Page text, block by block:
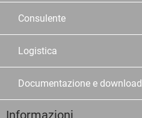
Consulente
Logistica
Documentazione e download
Informazioni